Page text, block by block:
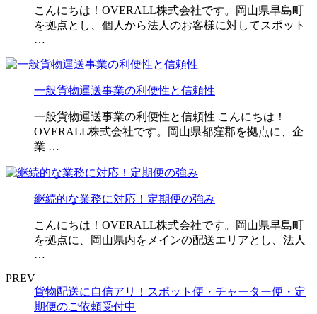
こんにちは！OVERALL株式会社です。岡山県早島町
を拠点とし、個人から法人のお客様に対してスポット
…
一般貨物運送事業の利便性と信頼性
一般貨物運送事業の利便性と信頼性 こんにちは！
OVERALL株式会社です。岡山県都窪郡を拠点に、企
業 …
継続的な業務に対応！定期便の強み
こんにちは！OVERALL株式会社です。岡山県早島町
を拠点に、岡山県内をメインの配送エリアとし、法人
…
PREV
貨物配送に自信アリ！スポット便・チャーター便・定
期便のご依頼受付中